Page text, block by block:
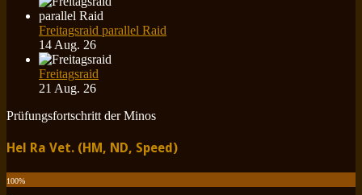
Freitagsraid parallel Raid
14 Aug. 26
Freitagsraid
21 Aug. 26
Prüfungsfortschritt der Minos
Hel Ra Vet. (HM, ND, Speed)
100%